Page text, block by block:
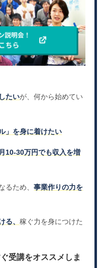
たいが、何から始めてい
」を身に着けたい
月10-30万円でも収入を増
るため、事業作りの力を
る、稼ぐ力を身につけた
受講をオススメしま